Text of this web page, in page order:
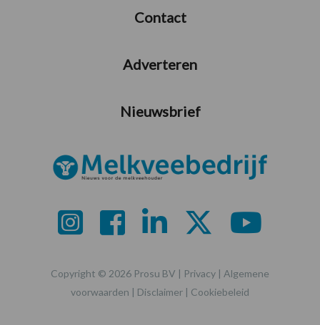
Contact
Adverteren
Nieuwsbrief
Copyright © 2026 Prosu BV | Privacy | Algemene
voorwaarden | Disclaimer | Cookiebeleid